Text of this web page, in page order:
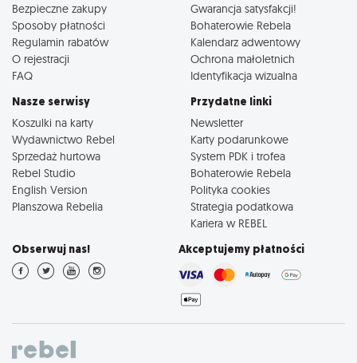
Bezpieczne zakupy
Sposoby płatności
Regulamin rabatów
O rejestracji
FAQ
Gwarancja satysfakcji!
Bohaterowie Rebela
Kalendarz adwentowy
Ochrona małoletnich
Identyfikacja wizualna
Nasze serwisy
Koszulki na karty
Wydawnictwo Rebel
Sprzedaż hurtowa
Rebel Studio
English Version
Planszowa Rebelia
Przydatne linki
Newsletter
Karty podarunkowe
System PDK i trofea
Bohaterowie Rebela
Polityka cookies
Strategia podatkowa
Kariera w REBEL
Obserwuj nas! Akceptujemy płatności